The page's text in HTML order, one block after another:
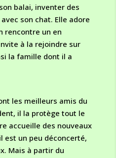
balai, inventer des
son chat. Elle adore
rencontre un en
à la rejoindre sur
la famille dont il a
les meilleurs amis du
il la protège tout le
accueille des nouveaux
est un peu déconcerté,
Mais à partir du